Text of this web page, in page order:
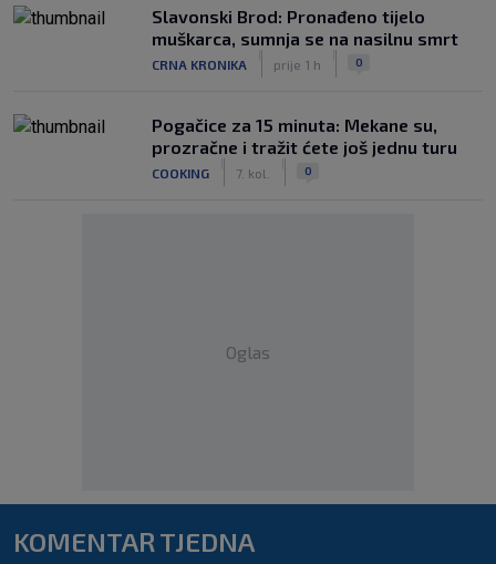
Slavonski Brod: Pronađeno tijelo
muškarca, sumnja se na nasilnu smrt
CRNA KRONIKA prije 1 h 0
Pogačice za 15 minuta: Mekane su,
prozračne i tražit ćete još jednu turu
COOKING 7. kol. 0
Oglas
KOMENTAR TJEDNA